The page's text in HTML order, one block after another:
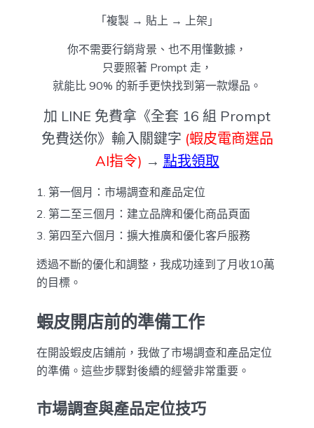
「複製 → 貼上 → 上架」
你不需要行銷背景、也不用懂數據，
只要照著 Prompt 走，
就能比 90% 的新手更快找到第一款爆品。
加 LINE 免費拿《全套 16 組 Prompt
免費送你》輸入關鍵字 (蝦皮電商選品
AI指令) → 點我領取
第一個月：市場調查和產品定位
第二至三個月：建立品牌和優化商品頁面
第四至六個月：擴大推廣和優化客戶服務
透過不斷的優化和調整，我成功達到了月收10萬
的目標。
蝦皮開店前的準備工作
在開設蝦皮店鋪前，我做了市場調查和產品定位
的準備。這些步驟對後續的經營非常重要。
市場調查與產品定位技巧